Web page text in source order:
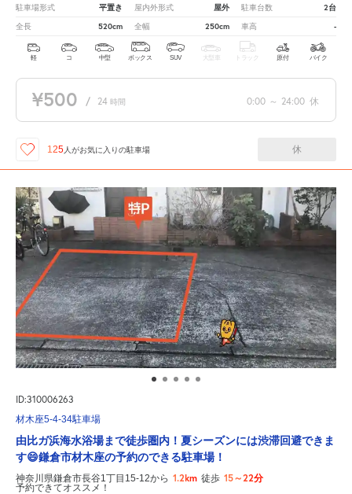
駐車場形式 平置き 屋内外形式 屋外 駐車台数 2台
全長 520cm 全幅 250cm 車高 -
軽 コ 中型 ボックス SUV 大型車 トラック 原付 バイク
¥500 / 24 時間 0:00 ～ 24:00 休
125 人がお気に入りの駐車場 休
ID:310006263
材木座5-4-34駐車場
由比ガ浜海水浴場まで徒歩圏内！夏シーズンには渋滞回避できま
す😄鎌倉市材木座の予約のできる駐車場！
神奈川県鎌倉市長谷1丁目15-12から 1.2km 徒歩 15～22分
予約できてオススメ！